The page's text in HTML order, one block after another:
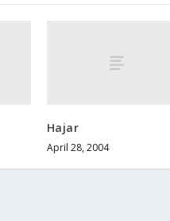
Hajar
April 28, 2004